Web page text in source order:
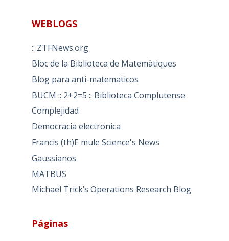
WEBLOGS
:: ZTFNews.org
Bloc de la Biblioteca de Matemàtiques
Blog para anti-matematicos
BUCM :: 2+2=5 :: Biblioteca Complutense
Complejidad
Democracia electronica
Francis (th)E mule Science's News
Gaussianos
MATBUS
Michael Trick’s Operations Research Blog
Páginas